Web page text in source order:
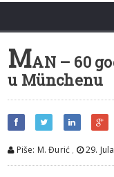
MAN – 60
u Münchenu
Piše: M. Đurić , 29.